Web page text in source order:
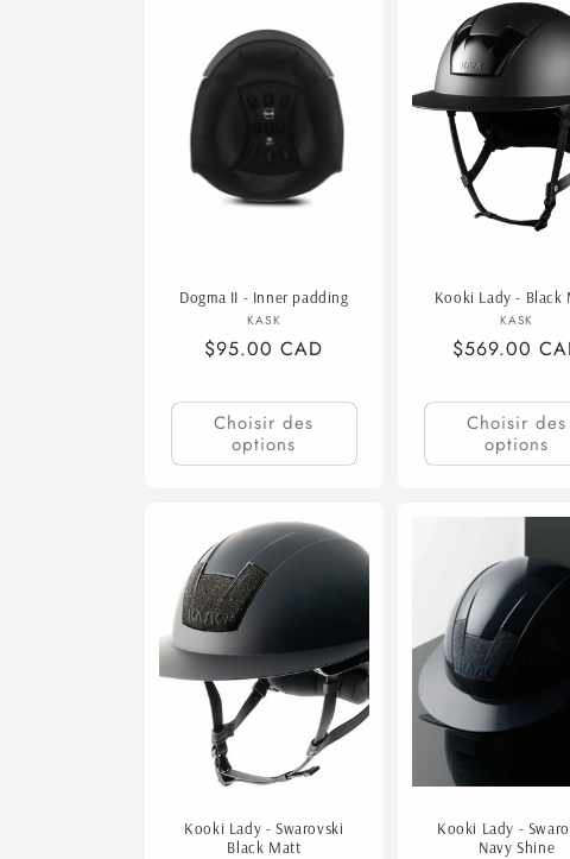
Dogma II - Inner padding
Fournisseur :
KASK
Prix
$95.00 CAD
Choisir des
options
Kooki Lady - Black
KASK
Prix
$569.00
Choisir des
options
Kooki Lady - Swarovski
Black Matt
Kooki Lady -
Navy Shine